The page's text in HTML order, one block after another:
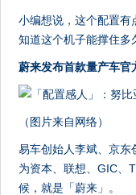
小编想说，这个配置
知道这个机子能撑住多
蔚来发布首款量产车官
（图片来自网络）
易车创始人李斌、京东
为资本、联想、GIC、
候，就是「蔚来」。